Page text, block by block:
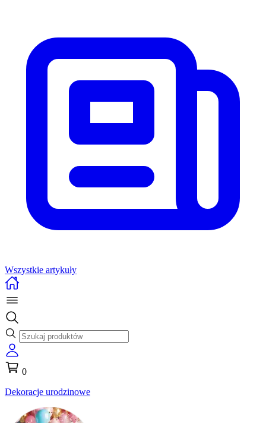
Wszystkie artykuły
0
Dekoracje urodzinowe